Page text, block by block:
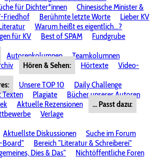
für Dichter*innen
Chinesische Minister &
Friedhof Berühmte letzte Worte
Lieber KV
Warum heißt es eigentlich...?
für KV
Best of SPAM
Fundgrube
Autorenkolumnen
Teamkolumnen
Hören & Sehen: Hörtexte
Video-
Unsere TOP 10
Daily Challenge
Texten
Plagiate
Bücher unserer Autoren
Aktuelle Rezensionen
... Passt dazu:
Verlage
Aktuellste Diskussionen
Suche im Forum
Board"
Bereich "Literatur & Schreiberei"
Dies & Das"
Nichtöffentliche Foren